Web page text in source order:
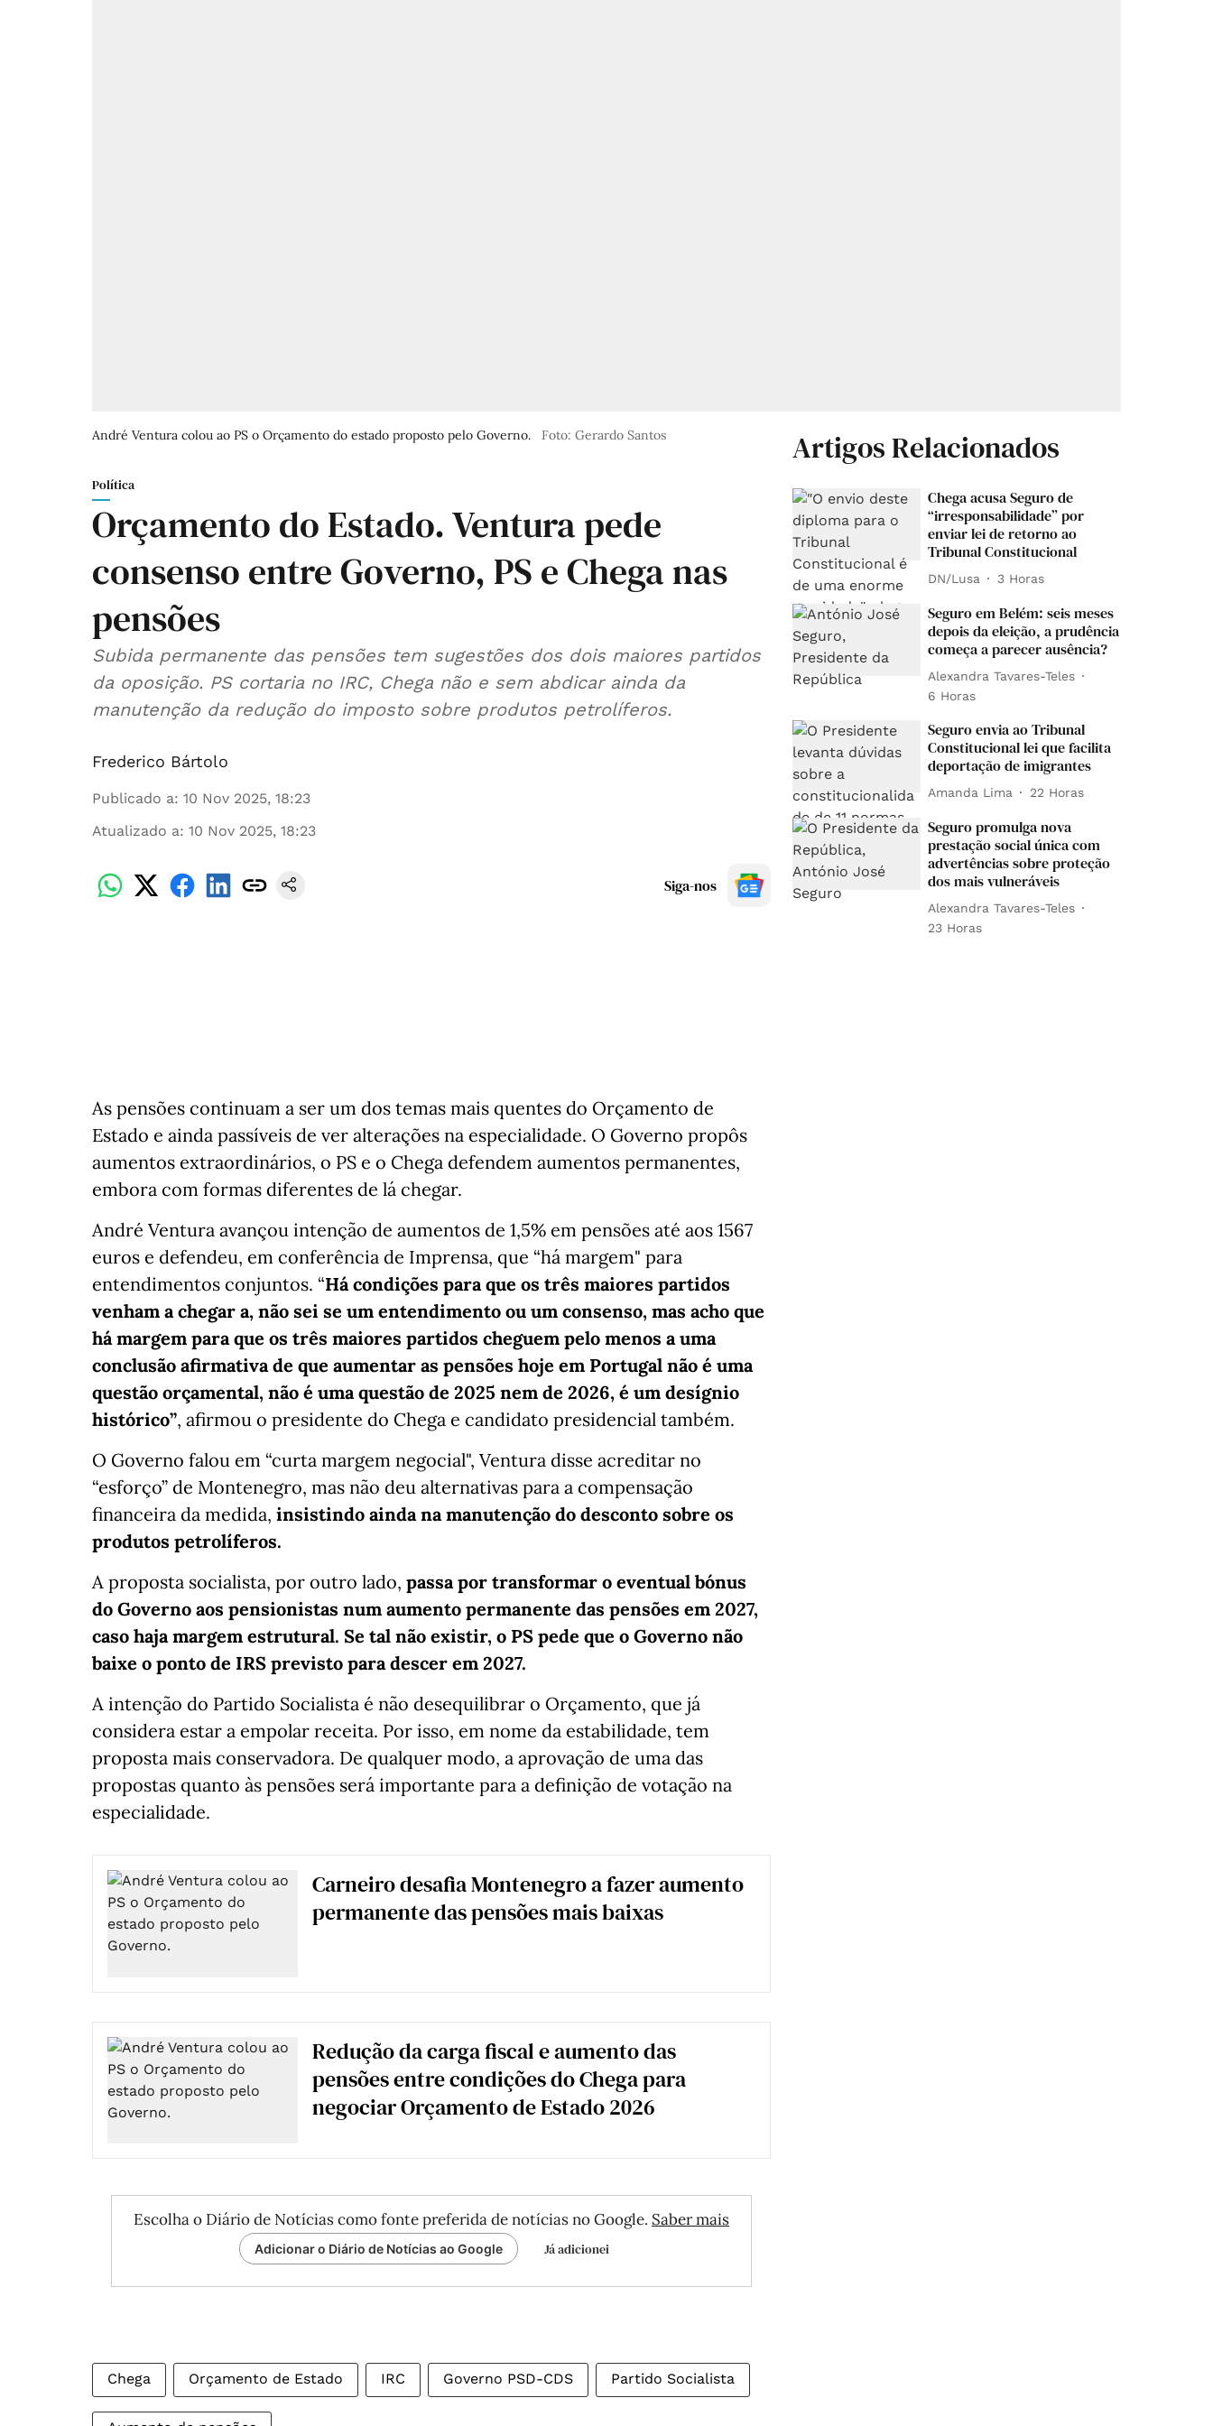
André Ventura colou ao PS o Orçamento do estado proposto pelo Governo. Foto: Gerardo Santos
Política
Orçamento do Estado. Ventura pede
consenso entre Governo, PS e Chega nas
pensões
Subida permanente das pensões tem sugestões dos dois maiores partidos
da oposição. PS cortaria no IRC, Chega não e sem abdicar ainda da
manutenção da redução do imposto sobre produtos petrolíferos.
Frederico Bártolo
Publicado a: 10 Nov 2025, 18:23
Atualizado a: 10 Nov 2025, 18:23
Siga-nos
As pensões continuam a ser um dos temas mais quentes do Orçamento de
Estado e ainda passíveis de ver alterações na especialidade. O Governo propôs
aumentos extraordinários, o PS e o Chega defendem aumentos permanentes,
embora com formas diferentes de lá chegar.
André Ventura avançou intenção de aumentos de 1,5% em pensões até aos 1567
euros e defendeu, em conferência de Imprensa, que “há margem" para
entendimentos conjuntos. “Há condições para que os três maiores partidos
venham a chegar a, não sei se um entendimento ou um consenso, mas acho que
há margem para que os três maiores partidos cheguem pelo menos a uma
conclusão afirmativa de que aumentar as pensões hoje em Portugal não é uma
questão orçamental, não é uma questão de 2025 nem de 2026, é um desígnio
histórico”, afirmou o presidente do Chega e candidato presidencial também.
O Governo falou em “curta margem negocial", Ventura disse acreditar no
“esforço” de Montenegro, mas não deu alternativas para a compensação
financeira da medida, insistindo ainda na manutenção do desconto sobre os
produtos petrolíferos.
A proposta socialista, por outro lado, passa por transformar o eventual bónus
do Governo aos pensionistas num aumento permanente das pensões em 2027,
caso haja margem estrutural. Se tal não existir, o PS pede que o Governo não
baixe o ponto de IRS previsto para descer em 2027.
A intenção do Partido Socialista é não desequilibrar o Orçamento, que já
considera estar a empolar receita. Por isso, em nome da estabilidade, tem
proposta mais conservadora. De qualquer modo, a aprovação de uma das
propostas quanto às pensões será importante para a definição de votação na
especialidade.
Carneiro desafia Montenegro a fazer aumento
permanente das pensões mais baixas
Redução da carga fiscal e aumento das
pensões entre condições do Chega para
negociar Orçamento de Estado 2026
Escolha o Diário de Notícias como fonte preferida de notícias no Google. Saber mais
Adicionar o Diário de Notícias ao Google Já adicionei
Chega Orçamento de Estado IRC Governo PSD-CDS Partido Socialista
Artigos Relacionados
Chega acusa Seguro de
“irresponsabilidade” por
enviar lei de retorno ao
Tribunal Constitucional
DN/Lusa 3 Horas
Seguro em Belém: seis meses
depois da eleição, a prudência
começa a parecer ausência?
Alexandra Tavares-Teles
6 Horas
Seguro envia ao Tribunal
Constitucional lei que facilita
deportação de imigrantes
Amanda Lima 22 Horas
Seguro promulga nova
prestação social única com
advertências sobre proteção
dos mais vulneráveis
Alexandra Tavares-Teles
23 Horas